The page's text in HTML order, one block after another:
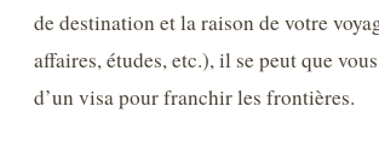
de destination et la raison de votre
affaires, études, etc.), il se peut que
d’un visa pour franchir les frontières.